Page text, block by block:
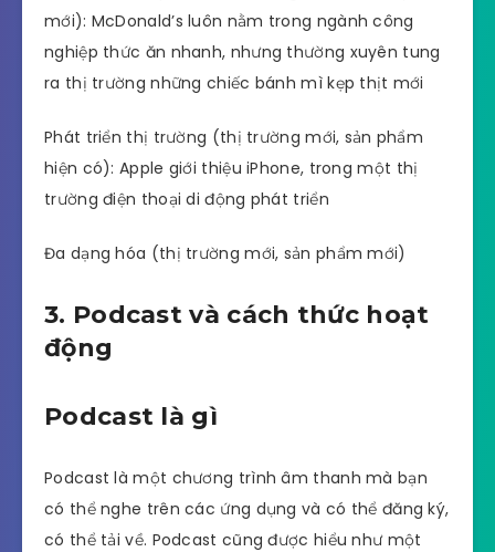
mới): McDonald’s luôn nằm trong ngành công
nghiệp thức ăn nhanh, nhưng thường xuyên tung
ra thị trường những chiếc bánh mì kẹp thịt mới
Phát triển thị trường (thị trường mới, sản phẩm
hiện có): Apple giới thiệu iPhone, trong một thị
trường điện thoại di động phát triển
Đa dạng hóa (thị trường mới, sản phẩm mới)
3. Podcast và cách thức hoạt
động
Podcast là gì
Podcast là một chương trình âm thanh mà bạn
có thể nghe trên các ứng dụng và có thể đăng ký,
có thể tải về. Podcast cũng được hiểu như một